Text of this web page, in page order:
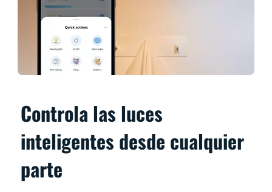
Controla las luces
inteligentes desde cualquier
parte